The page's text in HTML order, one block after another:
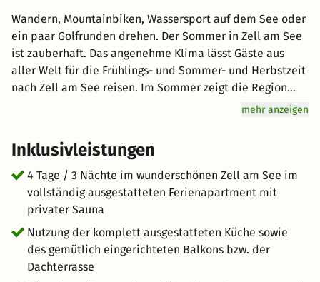
Wandern, Mountainbiken, Wassersport auf dem See oder
ein paar Golfrunden drehen. Der Sommer in Zell am See
ist zauberhaft. Das angenehme Klima lässt Gäste aus
aller Welt für die Frühlings- und Sommer- und Herbstzeit
nach Zell am See reisen. Im Sommer zeigt die Region
Zell am See-Kaprun ihre ganze Vielfalt: Zwischen
Sommeraktivitäten. Zu Fuß oder per Mountainbike lassen
sich die Gipfel und Aussichtspunkte erobern. Am Zeller
See finden Sie schöne Badestellen, leihen Kanus oder
Tretboote und finden zahlreiche Einkehrmöglichkeiten.
mehr anzeigen
Inklusivleistungen
4 Tage / 3 Nächte im wunderschönen Zell am See im
vollständig ausgestatteten Ferienapartment mit
privater Sauna
Nutzung der komplett ausgestatteten Küche sowie
des gemütlich eingerichteten Balkons bzw. der
Dachterrasse